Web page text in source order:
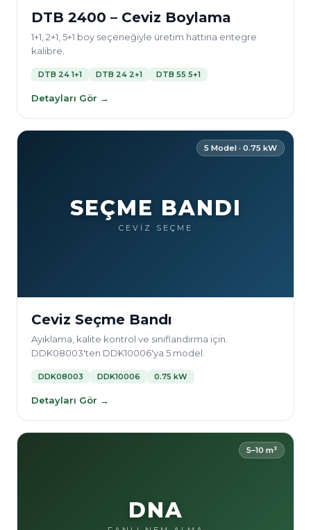
DTB 2400 – Ceviz Boylama
1+1, 2+1, 5+1 boy seçeneğiyle üretim hattına entegre
kalibre.
DTB 24 1+1 DTB 24 2+1 DTB 55 5+1
Detayları Gör →
5 Model · 0.75 kW
SEÇME BANDI
CEVİZ SEÇME
Ceviz Seçme Bandı
Ayıklama, kalite kontrol ve sınıflandırma için.
DDK08003'ten DDK10006'ya 5 model.
DDK08003 DDK10006 0.75 kW
Detayları Gör →
5–10 m³
DNA